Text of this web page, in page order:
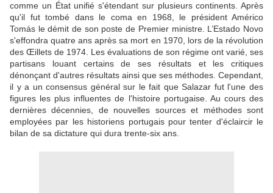
comme un État unifié s'étendant sur plusieurs continents. Après
qu'il fut tombé dans le coma en 1968, le président Américo
Tomás le démit de son poste de Premier ministre. L’Estado Novo
s'effondra quatre ans après sa mort en 1970, lors de la révolution
des Œillets de 1974. Les évaluations de son régime ont varié, ses
partisans louant certains de ses résultats et les critiques
dénonçant d'autres résultats ainsi que ses méthodes. Cependant,
il y a un consensus général sur le fait que Salazar fut l'une des
figures les plus influentes de l'histoire portugaise. Au cours des
dernières décennies, de nouvelles sources et méthodes sont
employées par les historiens portugais pour tenter d'éclaircir le
bilan de sa dictature qui dura trente-six ans.